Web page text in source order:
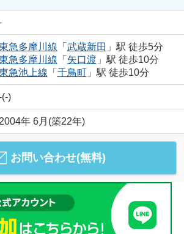
急多摩川線 「 武蔵新田 」駅 徒歩5分
急多摩川線 「 矢口渡」駅 徒歩10分
急池上線 「 千鳥町」駅 徒歩10分
(-)
2004年 6月(築22年)
お問い合わせ(無料)